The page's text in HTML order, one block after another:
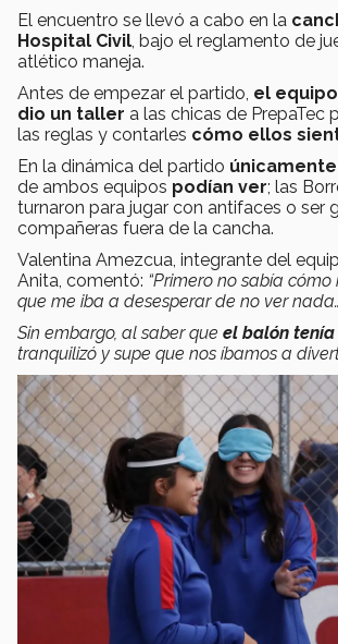
El encuentro se llevó a cabo en la
Hospital Civil , bajo el reglamento de
atlético maneja.
Antes de empezar el partido, el
dio un taller a las chicas de PrepaTec
las reglas y contarles cómo ellos
En la dinámica del partido
de ambos equipos podían ver; las
turnaron para jugar con antifaces o ser
compañeras fuera de la cancha.
Valentina Amezcua, integrante del
Anita, comentó: “Primero no sabía
que me iba a desesperar de no ver
Sin embargo, al saber que el balón
tranquilizó y supe que nos íbamos a